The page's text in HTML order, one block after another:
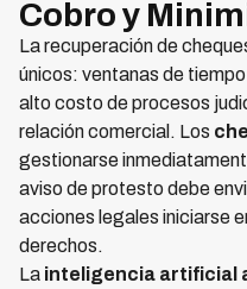
Cobro y
La recuperación de
únicos: ventanas de
alto costo de procesos
relación comercial. Los
gestionarse
aviso de protesto debe
acciones legales iniciarse
derechos.
La inteligencia artificial